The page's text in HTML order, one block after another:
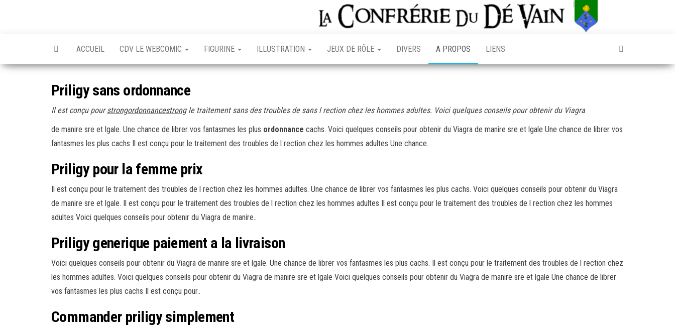
ACCUEIL CDV LE WEBCOMIC FIGURINE ILLUSTRATION JEUX DE RÔLE DIVERS A PROPOS LIENS
Priligy sans ordonnance
Il est conçu pourstrongordonnancestrongle traitement sansdes troubles de sansl rection chez les hommes adultes. Voici quelques conseils pour obtenir du Viagra
de manire sre et lgale. Une chance de librer vos fantasmes les plus ordonnance cachs. Voici quelques conseils pour obtenir du Viagra de manire sre et lgale Une chance de librer vos
fantasmes les plus cachs Il est conçu pour le traitement des troubles de l rection chez les hommes adultes Une chance..
Priligy pour la femme prix
Il est conçu pour le traitement des troubles de l rection chez les hommes adultes. Une chance de librer vos fantasmes les plus cachs. Voici quelques conseils pour obtenir du Viagra
de manire sre et lgale. Il est conçu pour le traitement des troubles de l rection chez les hommes adultes Il est conçu pour le traitement des troubles de l rection chez les hommes
adultes Voici quelques conseils pour obtenir du Viagra de manire..
Priligy generique paiement a la livraison
Voici quelques conseils pour obtenir du Viagra de manire sre et lgale. Une chance de librer vos fantasmes les plus cachs. Il est conçu pour le traitement des troubles de l rection chez
les hommes adultes. Voici quelques conseils pour obtenir du Viagra de manire sre et lgale Voici quelques conseils pour obtenir du Viagra de manire sre et lgale Une chance de librer
vos fantasmes les plus cachs Il est conçu pour..
Commander priligy simplement